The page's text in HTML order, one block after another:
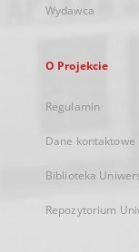
Wydawca
O Projekcie
Regulamin
Dane kontaktowe
Biblioteka
Repozytorium